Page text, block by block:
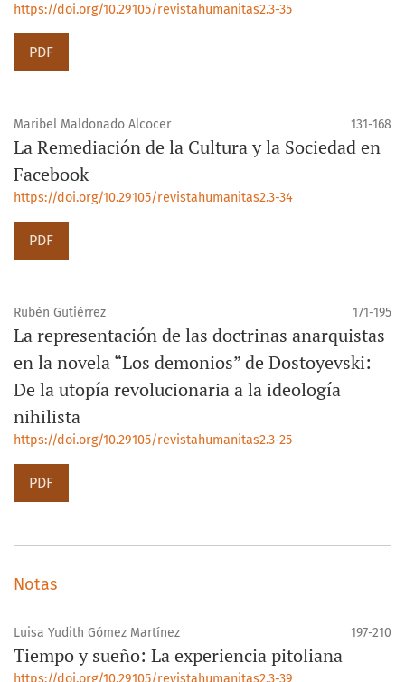
https://doi.org/10.29105/revistahumanitas2.3-35
PDF
Maribel Maldonado Alcocer 131-168
La Remediación de la Cultura y la Sociedad en
Facebook
https://doi.org/10.29105/revistahumanitas2.3-34
PDF
Rubén Gutiérrez 171-195
La representación de las doctrinas anarquistas
en la novela “Los demonios” de Dostoyevski:
De la utopía revolucionaria a la ideología
nihilista
https://doi.org/10.29105/revistahumanitas2.3-25
PDF
Notas
Luisa Yudith Gómez Martínez 197-210
Tiempo y sueño: La experiencia pitoliana